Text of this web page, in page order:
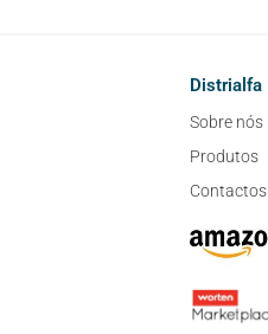
Distrialfa
Sobre nós
Produtos
Contactos